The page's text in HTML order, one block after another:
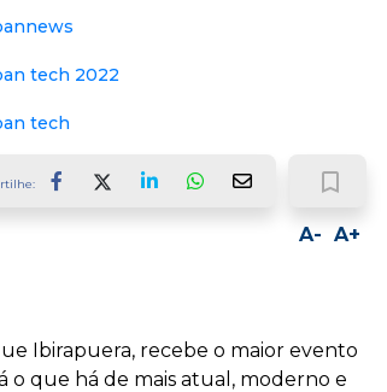
tech 2022
tech
bookmark_border
A+
A-
Ibirapuera, recebe o maior evento
o que há de mais atual, moderno e